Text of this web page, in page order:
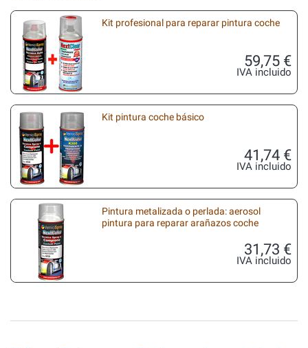
Kit profesional para reparar pintura coche
59,75 €
IVA incluido
Kit pintura coche básico
41,74 €
IVA incluido
Pintura metalizada o perlada: aerosol
pintura para reparar arañazos coche
31,73 €
IVA incluido